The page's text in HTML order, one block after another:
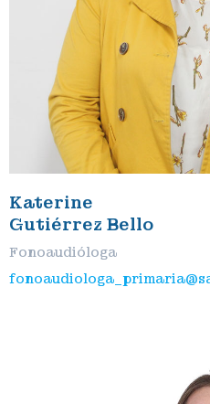
Katerine
Gutiérrez Bello
Fonoaudióloga